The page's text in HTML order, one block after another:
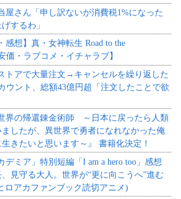
屋さん「申し訳ないが消費税1%になった
するわ」
感想】真・女神転生 Road to the
価・ラブコメ・イチャラブ】
トアで大量注文→キャンセルを繰り返した
ント、総額43億円超「注文したことで欲
界の帰還錬金術師 ～日本に戻ったら人類
したが、異世界で勇者になれなかった俺
きたいと思います～』 書籍化決定！
デミア」特別短編「I am a hero too」感想
見守る大人。世界が“更に向こうへ”進む
ロアカファンブック読切アニメ)